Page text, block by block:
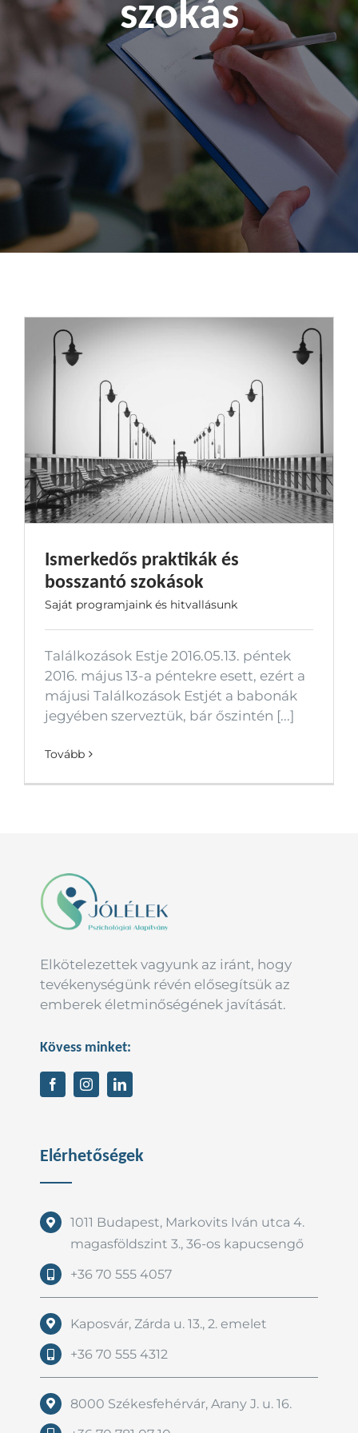
Kapcsolat
szokás
Ismerkedős praktikák és
bosszantó szokások
Saját programjaink és hitvallásunk
Találkozások Estje 2016.05.13. péntek
2016. május 13-a péntekre esett, ezért a
májusi Találkozások Estjét a babonák
jegyében szerveztük, bár őszintén [...]
Tovább
Elkötelezettek vagyunk az iránt, hogy
tevékenységünk révén elősegítsük az
emberek életminőségének javítását.
Kövess minket:
Elérhetőségek
1011 Budapest, Markovits Iván utca 4.
magasföldszint 3., 36-os kapucsengő
+36 70 555 4057
Kaposvár, Zárda u. 13., 2. emelet
+36 70 555 4312
8000 Székesfehérvár, Arany J. u. 16.